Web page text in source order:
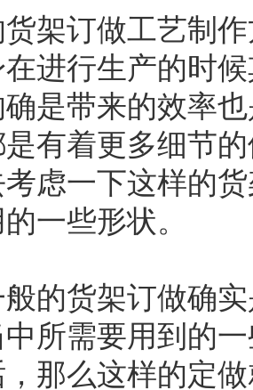
订做工艺制作
在进行生产的时
是带来的效率
有着更多细节
考虑一下这样的
一些形状。
货架订做确实
所需要用到的
那么这样的定